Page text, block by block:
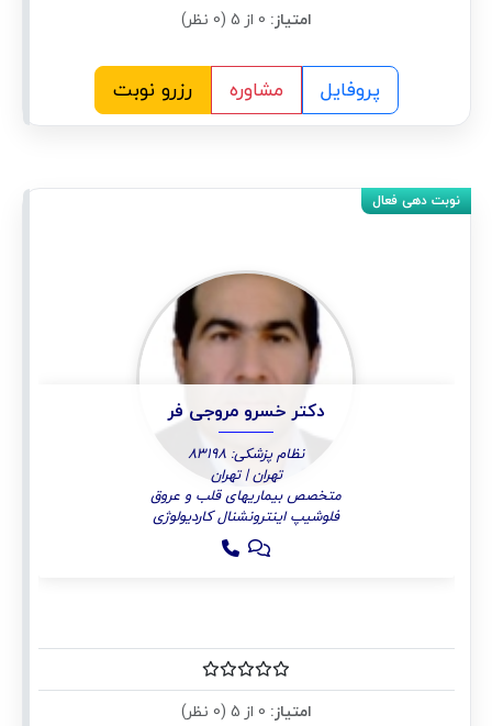
امتیاز:
پروفایل مشاوره رزرو نوبت
دکتر خسرو مروجی فر
نظام پزشکی: 83198
تهران | تهران
متخصص بیماریهای قلب و عروق
فلوشیپ اینترونشنال کاردیولوژی
امتیاز: